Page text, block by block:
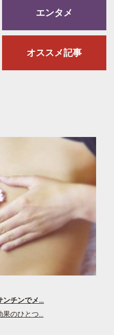
エンタメ
オススメ記事
ンチンでメ…
のひとつ…